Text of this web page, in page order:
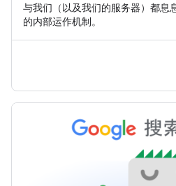
与我们（以及我们的服务器）都息
的内部运作机制。